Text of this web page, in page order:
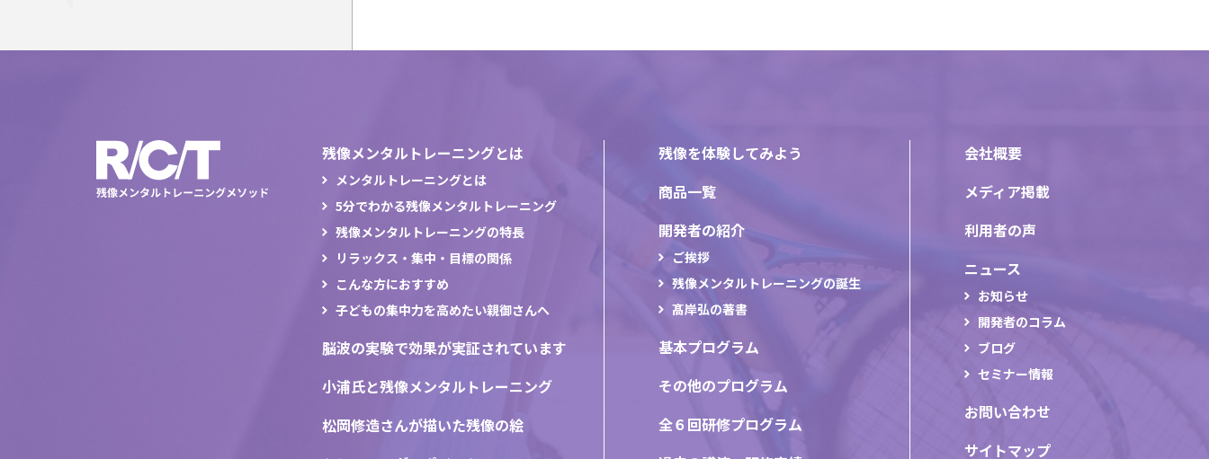
残像メンタルトレーニングとは
メンタルトレーニングとは
5分でわかる残像メンタルトレーニング
残像メンタルトレーニングの特長
リラックス・集中・目標の関係
こんな方におすすめ
子どもの集中力を高めたい親御さんへ
脳波の実験で効果が実証されています
小浦氏と残像メンタルトレーニング
松岡修造さんが描いた残像の絵
残像を体験してみよう
商品一覧
開発者の紹介
ご挨拶
残像メンタルトレーニングの誕生
髙岸弘の著書
基本プログラム
その他のプログラム
全６回研修プログラム
会社概要
メディア掲載
利用者の声
ニュース
お知らせ
開発者のコラム
ブログ
セミナー情報
お問い合わせ
サイトマップ